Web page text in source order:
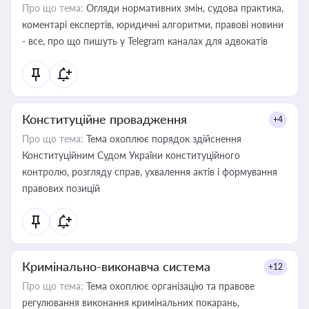
Про що тема: Огляди нормативних змін, судова практика,
коментарі експертів, юридичні алгоритми, правові новини
- все, про що пишуть у Telegram каналах для адвокатів
Конституційне провадження +4
Про що тема: Тема охоплює порядок здійснення
Конституційним Судом України конституційного
контролю, розгляду справ, ухвалення актів і формування
правових позицій
Кримінально-виконавча система +12
Про що тема: Тема охоплює організацію та правове
регулювання виконання кримінальних покарань,